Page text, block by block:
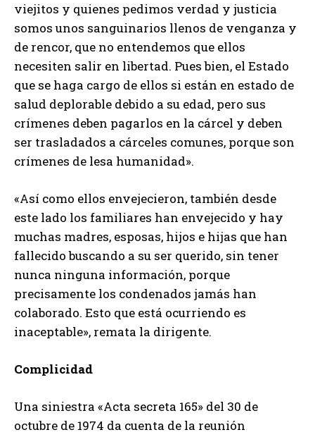
viejitos y quienes pedimos verdad y justicia
somos unos sanguinarios llenos de venganza y
de rencor, que no entendemos que ellos
necesiten salir en libertad. Pues bien, el Estado
que se haga cargo de ellos si están en estado de
salud deplorable debido a su edad, pero sus
crímenes deben pagarlos en la cárcel y deben
ser trasladados a cárceles comunes, porque son
crímenes de lesa humanidad».
«Así como ellos envejecieron, también desde
este lado los familiares han envejecido y hay
muchas madres, esposas, hijos e hijas que han
fallecido buscando a su ser querido, sin tener
nunca ninguna información, porque
precisamente los condenados jamás han
colaborado. Esto que está ocurriendo es
inaceptable», remata la dirigente.
Complicidad
Una siniestra «Acta secreta 165» del 30 de
octubre de 1974 da cuenta de la reunión